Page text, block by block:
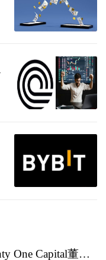
Tether任命独立董事至Twenty One Capital董事会，重设审计委员会。